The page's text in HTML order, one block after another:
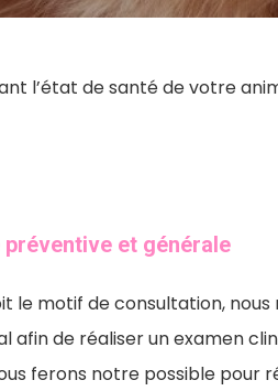
l’état de santé de votre
préventive et générale
le motif de consultation, nous
afin de réaliser un examen
ferons notre possible pour